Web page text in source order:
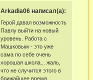
Arkadia06 написал(а):
Герой давал возможность
Павлу выйти на новый
уровень. Работа с
Машковым - это уже
сама по себе очень
хорошая школа... жаль,
что не случится этого в
ближайшее время....